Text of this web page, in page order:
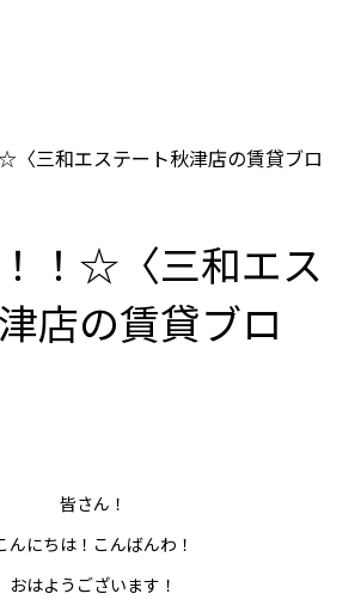
三和エステート秋津店の賃貸ブロ
！☆〈三和エス
店の賃貸ブロ
皆さん！
んにちは！こんばんわ！
おはようございます！